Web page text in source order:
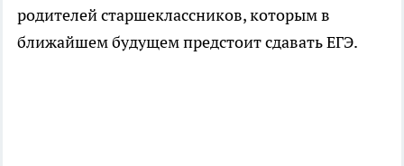
родителей старшеклассников, которым в
ближайшем будущем предстоит сдавать ЕГЭ.